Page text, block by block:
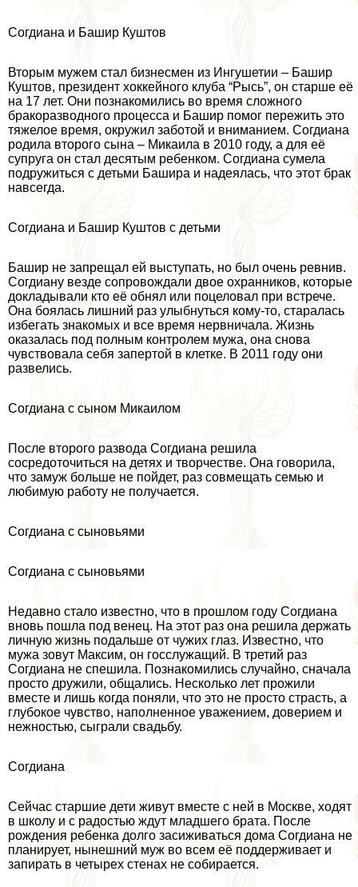
Согдиана и Башир Куштов
Вторым мужем стал бизнесмен из Ингушетии – Башир
Куштов, президент хоккейного клуба “Рысь”, он старше её
на 17 лет. Они познакомились во время сложного
бpaкоразводного процесса и Башир помог пережить это
тяжелое время, окружил заботой и вниманием. Согдиана
родила второго сына – Микаила в 2010 году, а для её
супруга он стал десятым ребенком. Согдиана сумела
подружиться с детьми Башира и надеялась, что этот бpaк
навсегда.
Согдиана и Башир Куштов с детьми
Башир не запрещал ей выступать, но был очень ревнив.
Согдиану везде сопровождали двое охранников, которые
докладывали кто её обнял или поцеловал при встрече.
Она боялась лишний раз улыбнуться кому-то, старалась
избегать знакомых и все время нервничала. Жизнь
оказалась под полным контролем мужа, она снова
чувствовала себя запертой в клетке. В 2011 году они
развелись.
Согдиана с сыном Микаилом
После второго развода Согдиана решила
сосредоточиться на детях и творчестве. Она говорила,
что замуж больше не пойдет, раз совмещать семью и
любимую работу не получается.
Согдиана с сыновьями
Согдиана с сыновьями
Недавно стало известно, что в прошлом году Согдиана
вновь пошла под венец. На этот раз она решила держать
личную жизнь подальше от чужих глаз. Известно, что
мужа зовут Максим, он госслужащий. В третий раз
Согдиана не спешила. Познакомились случайно, сначала
просто дружили, общались. Несколько лет прожили
вместе и лишь когда поняли, что это не просто страсть, а
глубокое чувство, наполненное уважением, доверием и
нежностью, сыграли свадьбу.
Согдиана
Сейчас старшие дети живут вместе с ней в Москве, ходят
в школу и с радостью ждут младшего брата. После
рождения ребенка долго засиживаться дома Согдиана не
планирует, нынешний муж во всем её поддерживает и
запирать в четырех стенах не собирается.